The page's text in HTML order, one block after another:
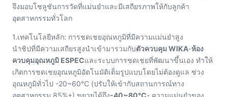
จึงมอบโซลูชันการวัดที่แม่นยำและมีเสถียรภาพให้กับลูกค้า
อุตสาหกรรมทั่วโลก
1.เทคโนโลยีหลัก: การชดเชยอุณหภูมิที่มีความแม่นยำสูง
นำชิปที่มีความเสถียรสูงนำเข้ามารวมกับตัวควบคุม WIKA-ห้อง
ควบคุมอุณหภูมิ ESPECและระบบการชดเชยที่พัฒนาขึ้นเอง ทำให้
เกิดการชดเชยอุณหภูมิอัตโนมัติเต็มรูปแบบโดยไม่ต้องดูแล ช่วง
อุณหภูมิทั่วไป -20~60℃ (ปรับให้เข้ากับสถานการณ์ทาง